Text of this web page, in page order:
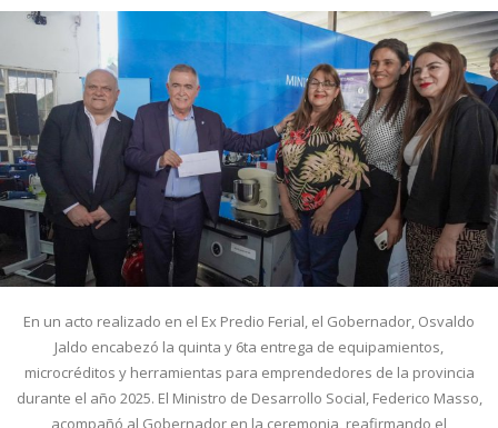
En un acto realizado en el Ex Predio Ferial, el Gobernador, Osvaldo
Jaldo encabezó la quinta y 6ta entrega de equipamientos,
microcréditos y herramientas para emprendedores de la provincia
durante el año 2025. El Ministro de Desarrollo Social, Federico Masso,
acompañó al Gobernador en la ceremonia, reafirmando el